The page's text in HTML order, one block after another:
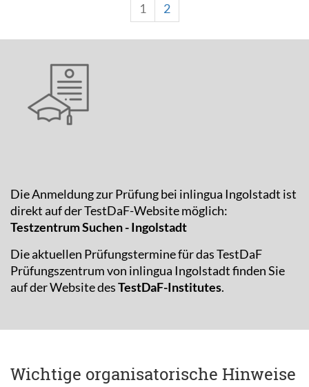
1 2
Die Anmeldung zur Prüfung bei inlingua Ingolstadt ist
direkt auf der TestDaF-Website möglich:
Testzentrum Suchen - Ingolstadt
Die aktuellen Prüfungstermine für das TestDaF
Prüfungszentrum von inlingua Ingolstadt finden Sie
auf der Website desTestDaF-Institutes.
Wichtige organisatorische Hinweise